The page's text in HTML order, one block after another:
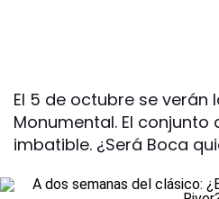
El 5 de octubre se verán
Monumental. El
imbatible. ¿Será Boca